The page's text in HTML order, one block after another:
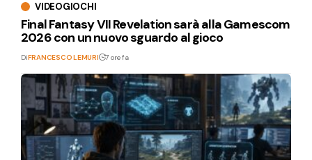
VIDEOGIOCHI
Final Fantasy VII Revelation sarà alla Gamescom
2026 con un nuovo sguardo al gioco
DiFRANCESCO LEMURI 7 ore fa